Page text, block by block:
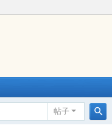
帖子